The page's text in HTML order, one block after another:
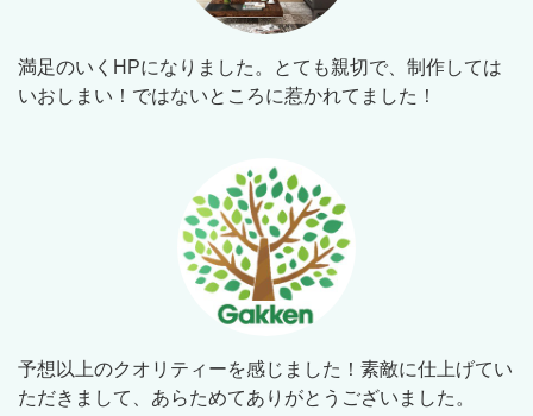
満足のいくHPになりました。とても親切で、制作しては
いおしまい！ではないところに惹かれてました！
予想以上のクオリティーを感じました！素敵に仕上げてい
ただきまして、あらためてありがとうございました。